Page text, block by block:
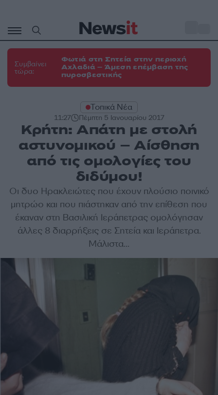
περιεχόμενο
Συμβαίνει
τώρα:
Φωτιά στη Σητεία στην περιοχή
Αχλαδιά – Άμεση επέμβαση της
πυροσβεστικής
Τοπικά Νέα
11:27 Πέμπτη 5 Ιανουαρίου 2017
Κρήτη: Απάτη με στολή
αστυνομικού – Αίσθηση
από τις ομολογίες του
διδύμου!
Οι δυο Ηρακλειώτες που έχουν πλούσιο ποινικό
μητρώο και που πιάστηκαν από την επίθεση που
έκαναν στη Βασιλική Ιεράπετρας ομολόγησαν
άλλες 8 διαρρήξεις σε Σητεία και Ιεράπετρα.
Μάλιστα...